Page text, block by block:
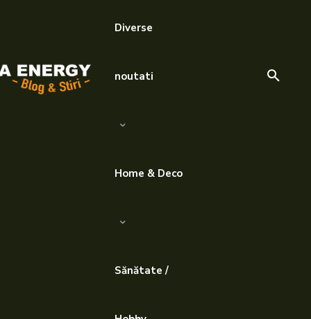
Diverse
noutati
Home & Deco
Sănătate /